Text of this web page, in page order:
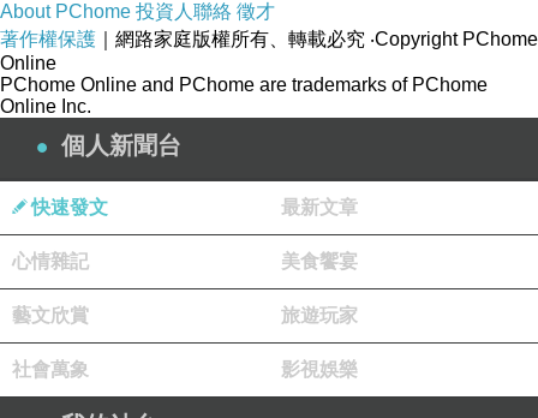
肌肉的用力也會產生燃燒熱量，這時候肌肉的熱
量就要用流汗喘氣的方法來散發熱量，而心臟的
加速運動時所產生的熱量就只能靠肺臟快速喘氣
來散熱﹝血液當然也會走到外面去排汗散熱﹞，
所以肺臟是心臟主要的散熱系統。我們人的身體
經過幾億年的演化，
和周遭環境的細菌維持著均
衡共存的狀態，除非我們人體產生變化，有一種
是我們口腔、氣管溫度產生變化致使原本存在我
們口腔或氣管的細菌增生或減少；還有一種是新
病菌的抗熱度強過我們身體的熱度然後一直的增
生。所以我的土人方法是在病菌入侵的初期，感
About PChome 投資人聯絡 徵才
著作權保護 ｜網路家庭版權所有、轉載必究 ‧Copyright PChome
Online
PChome Online and PChome are trademarks of PChome
Online Inc.
個人新聞台
快速發文 最新文章
心情雜記 美食饗宴
藝文欣賞 旅遊玩家
社會萬象 影視娛樂